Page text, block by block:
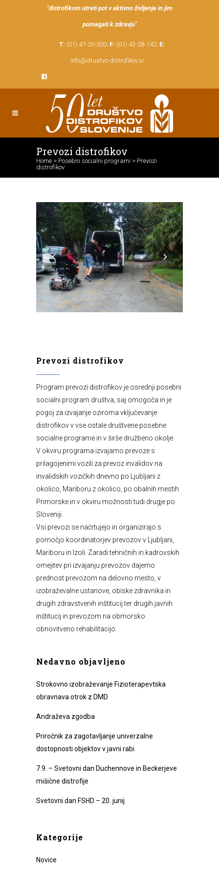
"distrofikom utreti pot v aktivno življenje in jim
pomagati k zdravju"
T: (01) 47-20-500; F: (01) 43-28-142; E:
info@drustvo-distrofikov.si
Prevozi distrofikov
Home > Posebni socialni programi > Prevozi
distrofikov
Prevozi distrofikov
Program prevozi distrofikov je osrednji posebni
socialni program društva, saj omogoča in je
pogoj za izvajanje oziroma vključevanje
distrofikov v vse ostale društvene posebne
socialne programe in v širše družbeno okolje.
V okviru programa izvajamo prevoze s
prilagojenimi vozili za prevoz invalidov na
invalidskih vozičkih dnevno po Ljubljani z
okolico, Mariboru z okolico, po obalnih mestih
Primorske in v okviru možnosti tudi drugje po
Sloveniji.
Vsi prevozi se načrtujejo in organizirajo s
pomočjo koordinatorjev prevozov v Ljubljani,
Mariboru in Izoli. Zaradi tehničnih in kadrovskih
omejitev pri izvajanju prevozov dajemo
prednost prevozom na delovno mesto, v
izobraževalne ustanove, obiske zdravnika in
drugih zdravstvenih inštitucij ter drugih javnih
inštitucij in prevozom na obmorsko
obnovitveno rehabilitacijo.
Nedavno objavljeno
Strokovno izobraževanje Fizioterapevtska
obravnava otrok z DMD
Andraževa zgodba
Priročnik za zagotavljanje univerzalne
dostopnosti objektov v javni rabi
7.9. – Svetovni dan Duchennove in Beckerjeve
mišične distrofije
Svetovni dan FSHD – 20. junij
Kategorije
Novice